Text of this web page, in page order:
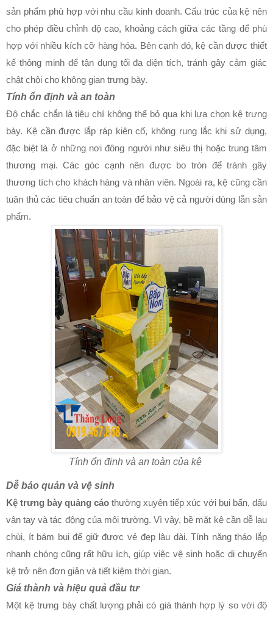
sản phẩm phù hợp với nhu cầu kinh doanh. Cấu trúc của kệ nên
cho phép điều chỉnh độ cao, khoảng cách giữa các tầng để phù
hợp với nhiều kích cỡ hàng hóa. Bên cạnh đó, kệ cần được thiết
kế thông minh để tận dụng tối đa diện tích, tránh gây cảm giác
chật chội cho không gian trưng bày.
Tính ổn định và an toàn
Độ chắc chắn là tiêu chí không thể bỏ qua khi lựa chọn kệ trưng
bày. Kệ cần được lắp ráp kiên cố, không rung lắc khi sử dụng,
đặc biệt là ở những nơi đông người như siêu thị hoặc trung tâm
thương mại. Các góc cạnh nên được bo tròn để tránh gây
thương tích cho khách hàng và nhân viên. Ngoài ra, kệ cũng cần
tuân thủ các tiêu chuẩn an toàn để bảo vệ cả người dùng lẫn sản
phẩm.
Tính ổn định và an toàn của kệ
Dễ bảo quản và vệ sinh
Kệ trưng bày quảng cáo thường xuyên tiếp xúc với bụi bẩn, dấu
vân tay và tác động của môi trường. Vì vậy, bề mặt kệ cần dễ lau
chùi, ít bám bụi để giữ được vẻ đẹp lâu dài. Tính năng tháo lắp
nhanh chóng cũng rất hữu ích, giúp việc vệ sinh hoặc di chuyển
kệ trở nên đơn giản và tiết kiệm thời gian.
Giá thành và hiệu quả đầu tư
Một kệ trưng bày chất lượng phải có giá thành hợp lý so với độ